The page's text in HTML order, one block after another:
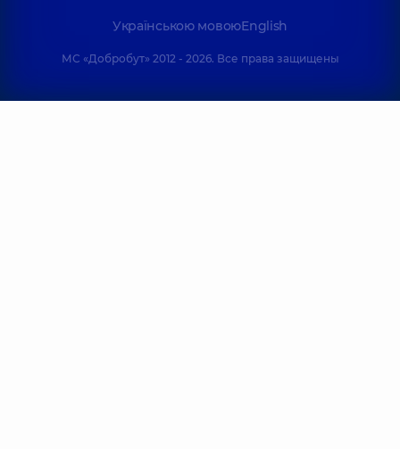
Українською мовоюEnglish
МС «Добробут» 2012 - 2026. Все права защищены